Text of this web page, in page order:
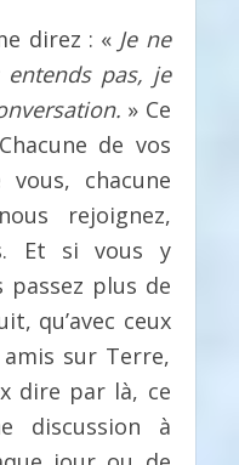
direz : « Je ne
pas, je
» Ce
de vos
vous, chacune
rejoignez,
Et si vous y
passez plus de
qu’avec ceux
sur Terre,
dire par là, ce
discussion à